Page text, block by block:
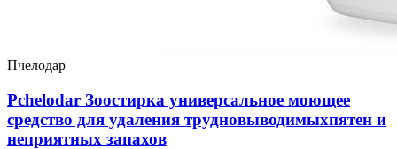
Пчелодар
Pchelodar Зоостирка универсальное моющее
средство для удаления трудновыводимыхпятен и
неприятных запахов